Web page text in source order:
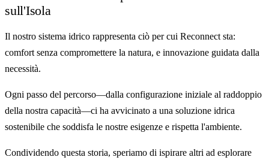
sull'Isola
Il nostro sistema idrico rappresenta ciò per cui Reconnect sta:
comfort senza compromettere la natura, e innovazione guidata dalla
necessità.
Ogni passo del percorso—dalla configurazione iniziale al raddoppio
della nostra capacità—ci ha avvicinato a una soluzione idrica
sostenibile che soddisfa le nostre esigenze e rispetta l'ambiente.
Condividendo questa storia, speriamo di ispirare altri ad esplorare